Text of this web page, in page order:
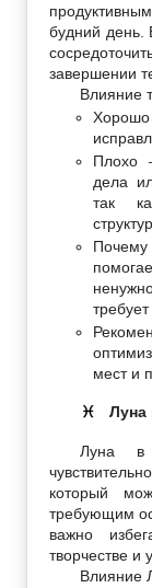
будний день.
завершении
Влияние
Хорошо
Плохо
дела
так
мест и
♓ Луна
Луна в
который
требующим
важно
творчестве и
Влияние